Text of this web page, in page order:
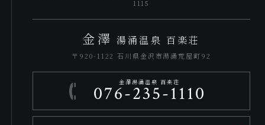
1115
金澤 湯涌温泉 百楽荘
〒920-1122 石川県金沢市湯涌荒屋町92
金澤湯涌温泉 百楽荘
076-235-1110